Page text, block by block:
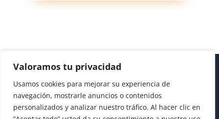
Valoramos tu privacidad
Usamos cookies para mejorar su experiencia de
navegación, mostrarle anuncios o contenidos
personalizados y analizar nuestro tráfico. Al hacer clic en